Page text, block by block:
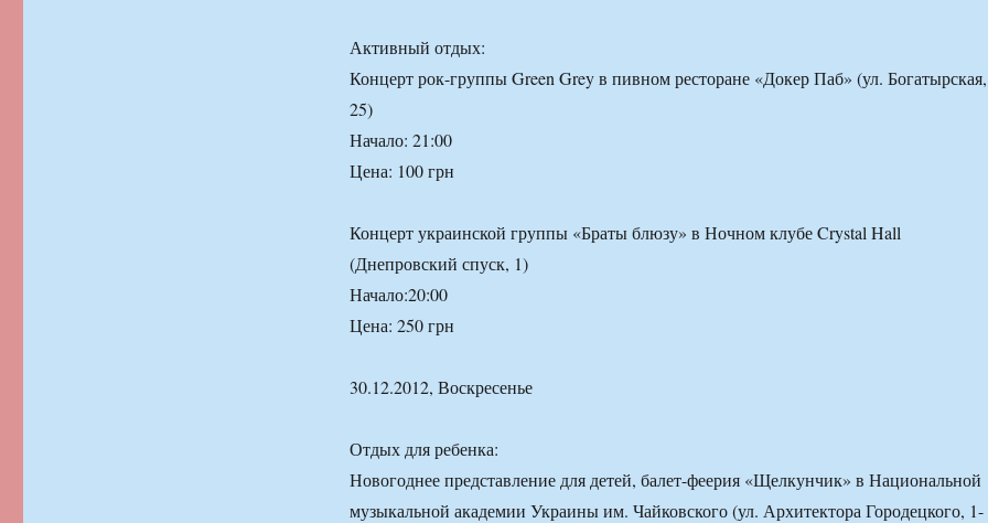
Активный отдых:
Концерт рок-группы Green Grey в пивном ресторане «Докер Паб» (ул. Богатырская,
25)
Начало: 21:00
Цена: 100 грн
Концерт украинской группы «Браты блюзу» в Ночном клубе Crystal Hall
(Днепровский спуск, 1)
Начало:20:00
Цена: 250 грн
30.12.2012, Воскресенье
Отдых для ребенка:
Новогоднее представление для детей, балет-феерия «Щелкунчик» в Национальной
музыкальной академии Украины им. Чайковского (ул. Архитектора Городецкого, 1-